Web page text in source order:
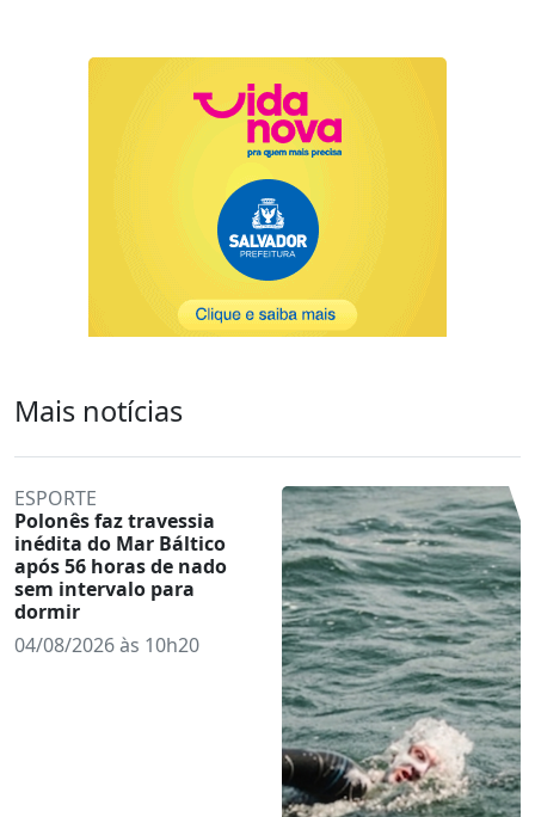
Mais notícias
ESPORTE
Polonês faz travessia
inédita do Mar Báltico
após 56 horas de nado
sem intervalo para
dormir
04/08/2026 às 10h20